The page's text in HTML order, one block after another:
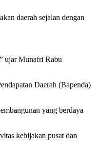
daerah sejalan dengan
ujar Munafri Rabu
Daerah (Bapenda)
yang berdaya
kebijakan pusat dan